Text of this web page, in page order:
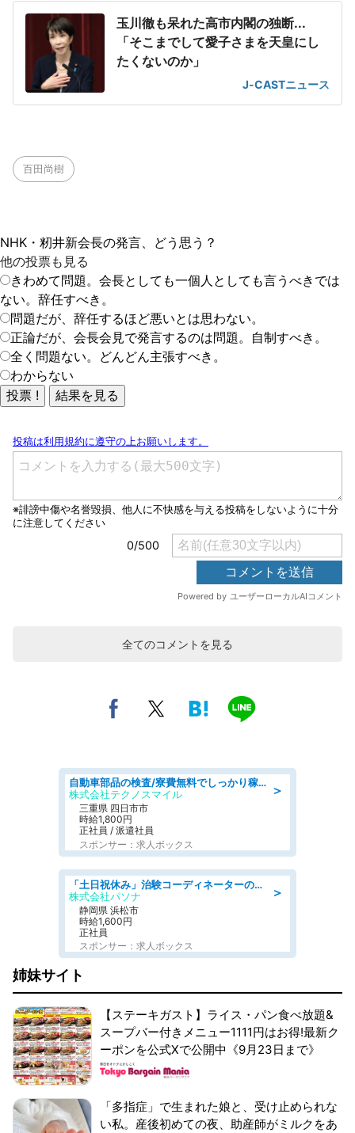
玉川徹も呆れた高市内閣の独断...
「そこまでして愛子さまを天皇にし
たくないのか」
J-CASTニュース
百田尚樹
NHK・籾井新会長の発言、どう思う？
他の投票も見る
きわめて問題。会長としても一個人としても言うべきでは
ない。辞任すべき。
問題だが、辞任するほど悪いとは思わない。
正論だが、会長会見で発言するのは問題。自制すべき。
全く問題ない。どんどん主張すべき。
わからない
全てのコメントを見る
＞
自動車部品の検査/寮費無料でしっかり稼げる denso aichi
株式会社テクノスマイル
三重県 四日市市
時給1,800円
正社員 / 派遣社員
スポンサー：求人ボックス
＞
「土日祝休み」治験コーディネーターのお仕事/未経験OK
株式会社パソナ
静岡県 浜松市
時給1,600円
正社員
スポンサー：求人ボックス
姉妹サイト
【ステーキガスト】ライス・パン食べ放題&
スープバー付きメニュー1111円はお得!最新ク
ーポンを公式Xで公開中《9月23日まで》
「多指症」で生まれた娘と、受け止められな
い私。産後初めての夜、助産師がミルクをあ